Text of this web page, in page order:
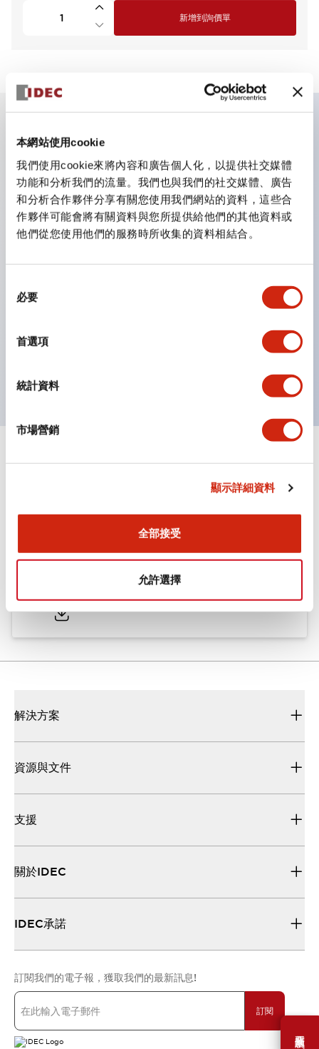
本網站使用cookie
我們使用cookie來將內容和廣告個人化，以提供社交媒體
功能和分析我們的流量。我們也與我們的社交媒體、廣告
和分析合作夥伴分享有關您使用我們網站的資料，這些合
作夥伴可能會將有關資料與您所提供給他們的其他資料或
他們從您使用他們的服務時所收集的資料相結合。
必要
首選項
統計資料
市場營銷
顯示詳細資料
全部接受
允許選擇
需要幫助嗎？
新增到詢價單
主要特點
CS型凸輪開關是方便用於設備的開關和切換，適用範圍廣
泛的操作開關器。
提供72種標準迴路
透過6種形式與接點模組段數的組合，可實現各種接點構
造。
配備可確認接點狀態的指示燈，並提供手柄操作型、鑰匙
手柄可從6種中選擇
文件和檔案
型錄和宣傳手冊 CAD檔 認證與標準
ø25/30 系列 CS型 凸輪開關
解決方案
資源與文件
支援
關於IDEC
IDEC承諾
訂閱我們的電子報，獲取我們的最新訊息!
訂閱